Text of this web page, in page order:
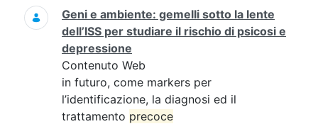
Geni e ambiente: gemelli sotto la lente
dell’ISS per studiare il rischio di psicosi e
depressione
Contenuto Web
in futuro, come markers per
l’identificazione, la diagnosi ed il
trattamento precoce